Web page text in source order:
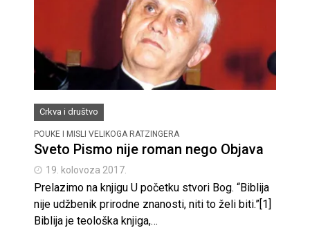
Crkva i društvo
POUKE I MISLI VELIKOGA RATZINGERA
Sveto Pismo nije roman nego Objava
19. kolovoza 2017.
Prelazimo na knjigu U početku stvori Bog. “Biblija
nije udžbenik prirodne znanosti, niti to želi biti.”[1]
Biblija je teološka knjiga,…